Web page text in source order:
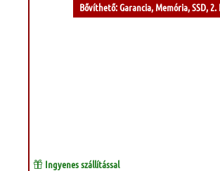
Bővíthető: Garancia, Memória, SSD, 2.
Ingyenes szállítással